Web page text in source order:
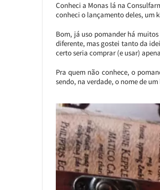
Conheci a Monas lá na
conheci o lançamento deles, um
Bom, já uso pomander há
diferente, mas gostei tanto da
certo seria comprar (e usar)
Pra quem não conhece, o
sendo, na verdade, o nome de